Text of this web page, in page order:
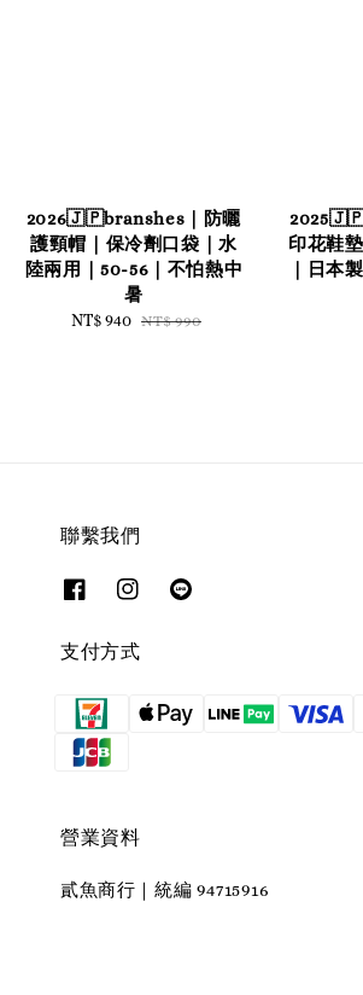
2026🇯🇵branshes｜防曬
護頸帽｜保冷劑口袋｜水
陸兩用｜50-56｜不怕熱中
暑
Sale
NT$ 940 Regular
NT$ 990
印花鞋
｜日本
聯繫我們
支付方式
營業資料
貳魚商行｜統編 94715916